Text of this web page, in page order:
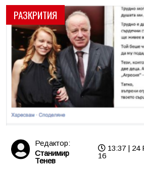
РАЗКРИТИЯ
Редактор:
Станимир
Тенев
13:37 | 24
16